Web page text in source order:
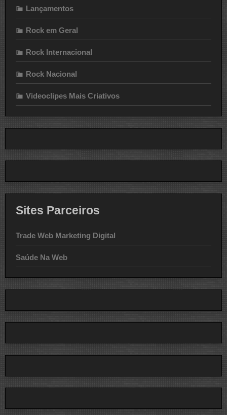
Lançamentos
Rock em Geral
Rock Internacional
Rock Nacional
Videoclipes Mais Criativos
Sites Parceiros
Trade Web Marketing Digital
Saúde Na Web